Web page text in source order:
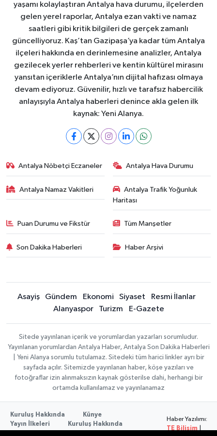
yaşamı kolaylaştıran Antalya hava durumu, ilçelerden
gelen yerel raporlar, Antalya ezan vakti ve namaz
saatleri gibi kritik bilgileri de gerçek zamanlı
güncelliyoruz. Kaş’tan Gazipaşa’ya kadar tüm Antalya
ilçeleri hakkında en derinlemesine analizler, Antalya
gezilecek yerler rehberleri ve kentin kültürel mirasını
yansıtan içeriklerle Antalya’nın dijital hafızası olmaya
devam ediyoruz. Güvenilir, hızlı ve tarafsız habercilik
anlayışıyla Antalya haberleri denince akla gelen ilk
kaynak: Yeni Alanya.
Antalya Nöbetçi Eczaneler Antalya Hava Durumu
Antalya Namaz Vakitleri
Antalya Trafik Yoğunluk
Haritası
Puan Durumu ve Fikstür Tüm Manşetler
Son Dakika Haberleri Haber Arşivi
Asayiş Gündem Ekonomi Siyaset
Resmi İlanlar
Alanyaspor
Turizm E-Gazete
Sitede yayınlanan içerik ve yorumlardan yazarları sorumludur.
Yayınlanan yorumlardan Antalya Haber, Antalya Son Dakika Haberleri
| Yeni Alanya sorumlu tutulamaz. Sitedeki tüm harici linkler ayrı bir
sayfada açılır. Sitemizde yayınlanan haber, köşe yazıları ve
fotoğraflar izin alınmaksızın kaynak gösterilse dahi, herhangi bir
ortamda kullanılamaz ve yayınlanamaz
Kuruluş Hakkında
Künye
Yayın İlkeleri
Kuruluş Hakkında
Haber Yazılımı:
TE Bilişim